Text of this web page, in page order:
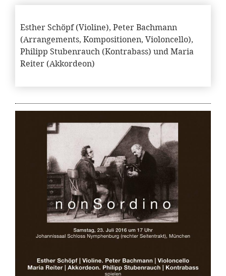
Esther Schöpf (Violine), Peter Bachmann
(Arrangements, Kompositionen, Violoncello),
Philipp Stubenrauch (Kontrabass) und Maria
Reiter (Akkordeon)